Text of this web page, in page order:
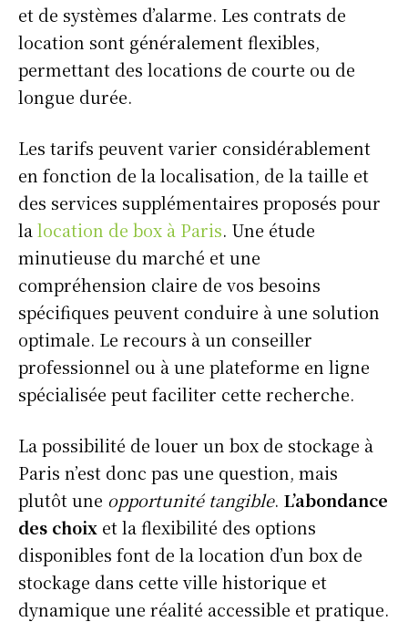
et de systèmes d’alarme. Les contrats de
location sont généralement flexibles,
permettant des locations de courte ou de
longue durée.
Les tarifs peuvent varier considérablement
en fonction de la localisation, de la taille et
des services supplémentaires proposés pour
la location de box à Paris. Une étude
minutieuse du marché et une
compréhension claire de vos besoins
spécifiques peuvent conduire à une solution
optimale. Le recours à un conseiller
professionnel ou à une plateforme en ligne
spécialisée peut faciliter cette recherche.
La possibilité de louer un box de stockage à
Paris n’est donc pas une question, mais
plutôt une opportunité tangible. L’abondance
des choix et la flexibilité des options
disponibles font de la location d’un box de
stockage dans cette ville historique et
dynamique une réalité accessible et pratique.